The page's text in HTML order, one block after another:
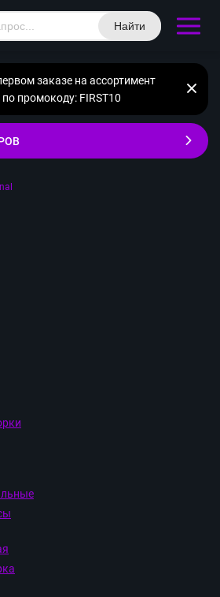
Найти
заказе на ассортимент
промокоду: FIRST10